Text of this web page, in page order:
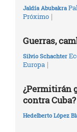
Jaldía Abubakra
Próximo |
Guerras,
Silvio Schachter
Europa |
¿Permitirán
contra Cuba?
Hedelberto López